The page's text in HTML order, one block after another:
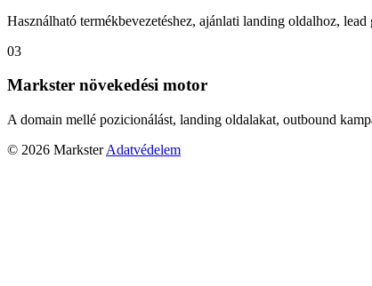
Használható termékbevezetéshez, ajánlati landing oldalhoz, lead
03
Markster növekedési motor
A domain mellé pozicionálást, landing oldalakat, outbound
© 2026 Markster Adatvédelem